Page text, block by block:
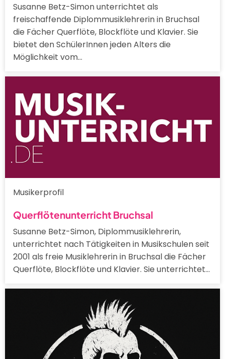
Susanne Betz-Simon unterrichtet als
freischaffende Diplommusiklehrerin in Bruchsal
die Fächer Querflöte, Blockflöte und Klavier. Sie
bietet den SchülerInnen jeden Alters die
Möglichkeit vom…
Musikerprofil
Querflötenunterricht Bruchsal
Susanne Betz-Simon, Diplommusiklehrerin,
unterrichtet nach Tätigkeiten in Musikschulen seit
2001 als freie Musiklehrerin in Bruchsal die Fächer
Querflöte, Blockflöte und Klavier. Sie unterrichtet…